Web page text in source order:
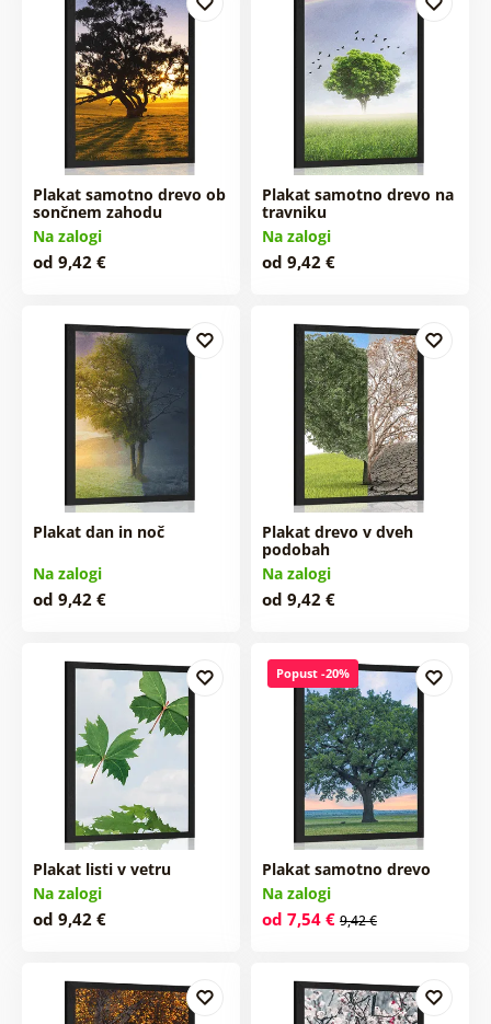
Plakat samotno drevo ob
sončnem zahodu
Na zalogi
od 9,42 €
Plakat samotno drevo na
travniku
Na zalogi
od 9,42 €
Plakat dan in noč
Na zalogi
od 9,42 €
Plakat drevo v dveh
podobah
Na zalogi
od 9,42 €
Plakat listi v vetru
Na zalogi
od 9,42 €
Popust -20%
Plakat samotno drevo
Na zalogi
od 7,54 € 9,42 €